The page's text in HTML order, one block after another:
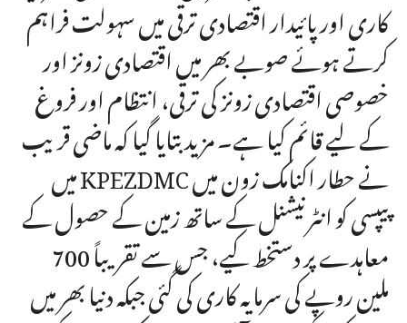
کاری اور پائیدار اقتصادی ترقی میں سہولت فراہم
کرتے ہوئے صوبے بھر میں اقتصادی زونز اور
خصوصی اقتصادی زونز کی ترقی، انتظام اور فروغ
کے لیے قائم کیا ہے۔ مزید بتایا گیا کہ ماضی قریب
میں KPEZDMC نے حطار اکنامک زون میں
پیپسی کو انٹرنیشنل کے ساتھ زمین کے حصول کے
معاہدے پر دستخط کیے، جس سے تقریباً 700
ملین روپے کی سرمایہ کاری کی گئی جبکہ دنیا بھر میں